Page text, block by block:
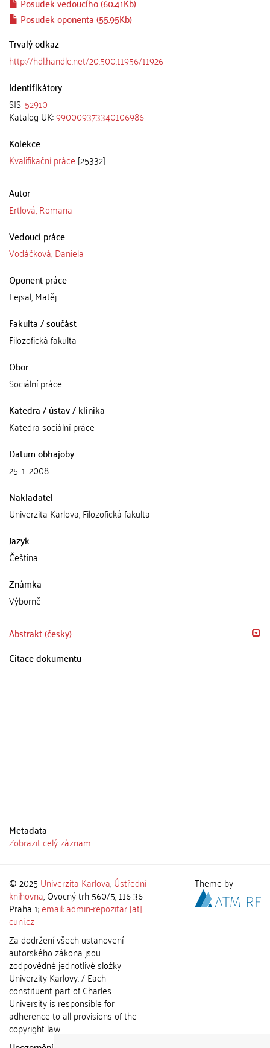
Posudek oponenta (55.95Kb)
Trvalý odkaz
http://hdl.handle.net/20.500.11956/11926
Identifikátory
SIS:52910
Katalog UK:990009373340106986
Kolekce
Kvalifikační práce [25332]
Autor
Ertlová, Romana
Vedoucí práce
Vodáčková, Daniela
Oponent práce
Lejsal, Matěj
Fakulta / součást
Filozofická fakulta
Obor
Sociální práce
Katedra / ústav / klinika
Katedra sociální práce
Datum obhajoby
25. 1. 2008
Nakladatel
Univerzita Karlova, Filozofická fakulta
Jazyk
Čeština
Známka
Výborně
Abstrakt (česky)
Citace dokumentu
Metadata
Zobrazit celý záznam
© 2025 Univerzita Karlova,Ústřední
knihovna, Ovocný trh 560/5, 116 36
Praha 1;email: admin-repozitar [at]
cuni.cz
Za dodržení všech ustanovení
autorského zákona jsou
zodpovědné jednotlivé složky
Univerzity Karlovy. / Each
constituent part of Charles
University is responsible for
adherence to all provisions of the
copyright law.
Theme by